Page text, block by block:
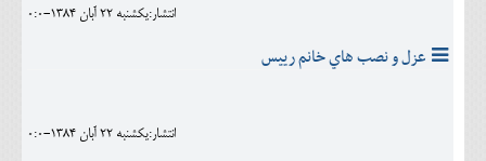
انتشار:يکشنبه 22 آبان 1384-0:0
عزل و نصب هاي خانم رييس
انتشار:يکشنبه 22 آبان 1384-0:0